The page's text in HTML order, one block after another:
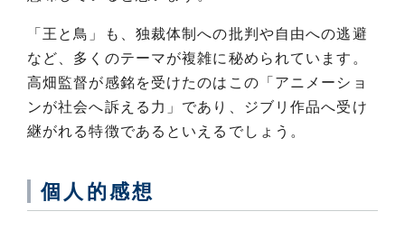
「王と鳥」も、独裁体制への批判や自由への逃避
など、多くのテーマが複雑に秘められています。
高畑監督が感銘を受けたのはこの「アニメーショ
ンが社会へ訴える力」であり、ジブリ作品へ受け
継がれる特徴であるといえるでしょう。
個人的感想